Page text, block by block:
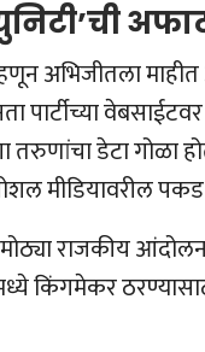
अभिजीतला
पार्टीच्या
तरुणांचा डेटा गोळा
मीडियावरील
राजकीय
किंगमेकर